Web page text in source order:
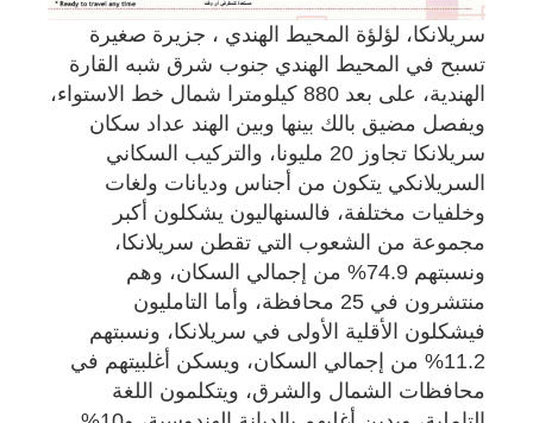
سريلانكا، لؤلؤة المحيط الهندي ، جزيرة صغيرة
تسبح في المحيط الهندي جنوب شرق شبه القارة
الهندية، على بعد 880 كيلومترا شمال خط الاستواء،
ويفصل مضيق بالك بينها وبين الهند عداد سكان
سريلانكا تجاوز 20 مليونا، والتركيب السكاني
السريلانكي يتكون من أجناس وديانات ولغات
وخلفيات مختلفة، فالسنهاليون يشكلون أكبر
مجموعة من الشعوب التي تقطن سريلانكا،
ونسبتهم 74.9% من إجمالي السكان، وهم
منتشرون في 25 محافظة، وأما التامليون
فيشكلون الأقلية الأولى في سريلانكا، ونسبتهم
11.2% من إجمالي السكان، ويسكن أغلبيتهم في
محافظات الشمال والشرق، ويتكلمون اللغة